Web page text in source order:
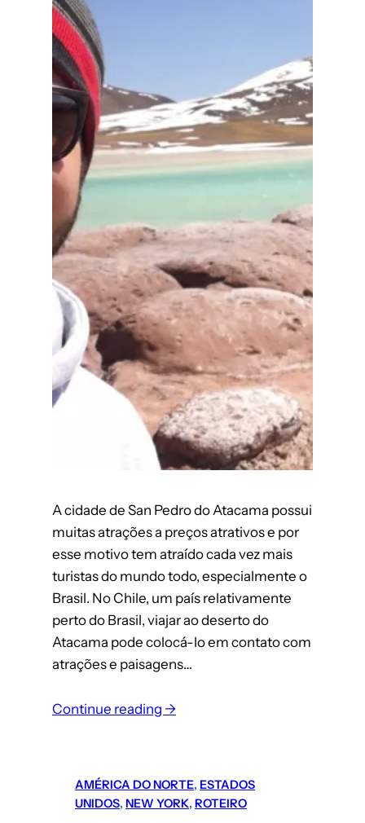
A cidade de San Pedro do Atacama possui
muitas atrações a preços atrativos e por
esse motivo tem atraído cada vez mais
turistas do mundo todo, especialmente o
Brasil. No Chile, um país relativamente
perto do Brasil, viajar ao deserto do
Atacama pode colocá-lo em contato com
atrações e paisagens…
Continue reading →
AMÉRICA DO NORTE, ESTADOS
UNIDOS, NEW YORK, ROTEIRO